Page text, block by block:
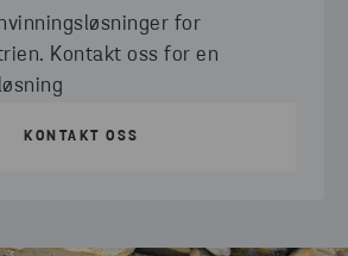
for
Kontakt oss for en
KONTAKT OSS